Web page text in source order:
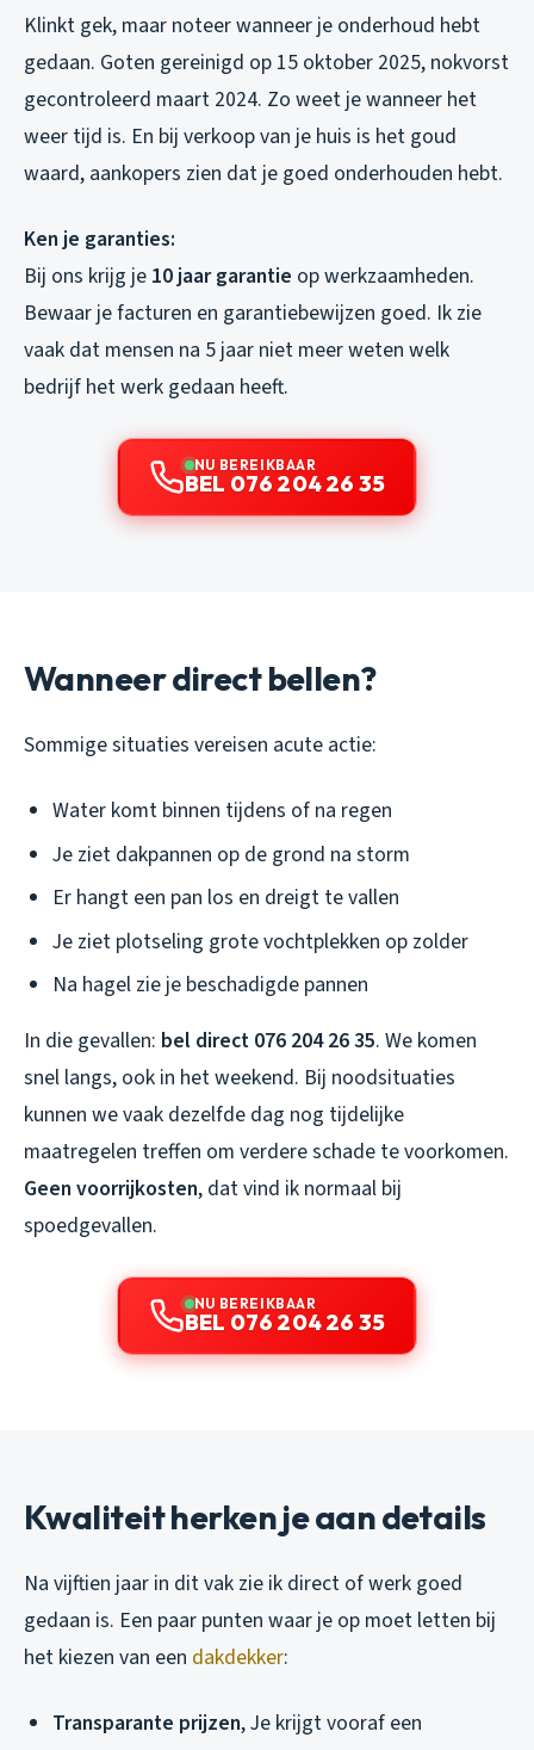
Klinkt gek, maar noteer wanneer je onderhoud hebt
gedaan. Goten gereinigd op 15 oktober 2025, nokvorst
gecontroleerd maart 2024. Zo weet je wanneer het
weer tijd is. En bij verkoop van je huis is het goud
waard, aankopers zien dat je goed onderhouden hebt.
Ken je garanties:
Bij ons krijg je 10 jaar garantie op werkzaamheden.
Bewaar je facturen en garantiebewijzen goed. Ik zie
vaak dat mensen na 5 jaar niet meer weten welk
bedrijf het werk gedaan heeft.
NU BEREIKBAAR
BEL 076 204 26 35
Wanneer direct bellen?
Sommige situaties vereisen acute actie:
Water komt binnen tijdens of na regen
Je ziet dakpannen op de grond na storm
Er hangt een pan los en dreigt te vallen
Je ziet plotseling grote vochtplekken op zolder
Na hagel zie je beschadigde pannen
In die gevallen: bel direct 076 204 26 35. We komen
snel langs, ook in het weekend. Bij noodsituaties
kunnen we vaak dezelfde dag nog tijdelijke
maatregelen treffen om verdere schade te voorkomen.
Geen voorrijkosten, dat vind ik normaal bij
spoedgevallen.
NU BEREIKBAAR
BEL 076 204 26 35
Kwaliteit herken je aan details
Na vijftien jaar in dit vak zie ik direct of werk goed
gedaan is. Een paar punten waar je op moet letten bij
het kiezen van een dakdekker:
Transparante prijzen, Je krijgt vooraf een